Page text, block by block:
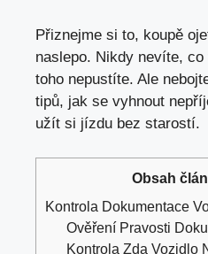
Přiznejme si to, koupě
naslepo. Nikdy nevíte,
toho nepustíte. Ale
tipů, jak se vyhnout
užít si jízdu bez starostí.
Obsah
Kontrola Dokumentace
Ověření Pravosti
Kontrola Zda Vozidlo